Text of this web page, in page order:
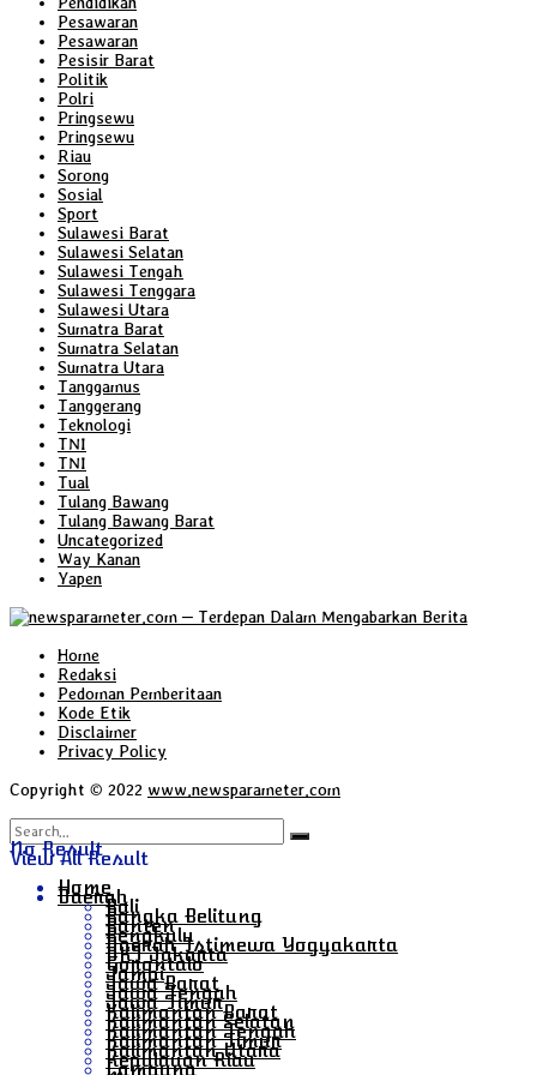
Pesawaran
Pesawaran
Pesisir Barat
Politik
Polri
Pringsewu
Pringsewu
Riau
Sorong
Sosial
Sport
Sulawesi Barat
Sulawesi Selatan
Sulawesi Tengah
Sulawesi Tenggara
Sulawesi Utara
Sumatra Barat
Sumatra Selatan
Sumatra Utara
Tanggamus
Tanggerang
Teknologi
TNI
TNI
Tual
Tulang Bawang
Tulang Bawang Barat
Uncategorized
Way Kanan
Yapen
Home
Redaksi
Pedoman Pemberitaan
Kode Etik
Disclaimer
Privacy Policy
Copyright © 2022 www.newsparameter.com
No Result
View All Result
Home
Daerah
Bali
Bangka Belitung
Banten
Bengkulu
Daerah Istimewa Yogyakarta
DKI Jakarta
Gorontalo
Jambi
Jawa Barat
Jawa Tengah
Jawa Timur
Kalimantan Barat
Kalimantan Selatan
Kalimantan Tengah
Kalimantan Timur
Kalimantan Utara
Kepulauan Riau
Lampung